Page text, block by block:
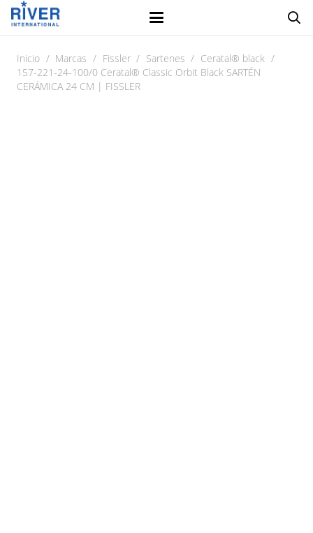
Inicio / Marcas / Fissler / Sartenes / Ceratal® black /
157-221-24-100/0 Ceratal® Classic Orbit Black SARTÉN
CERÁMICA 24 CM | FISSLER